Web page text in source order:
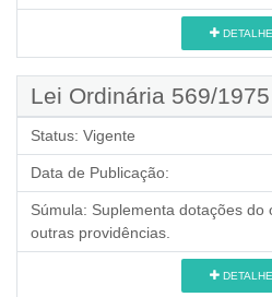
Lei Ordinária 569/1975
Status: Vigente
Data de Publicação:
Súmula: Suplementa dotações do
outras providências.